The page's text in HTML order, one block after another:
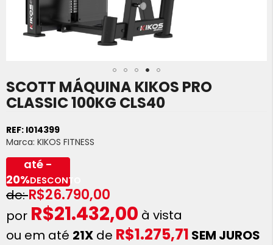
SCOTT MÁQUINA KIKOS PRO
CLASSIC 100KG CLS40
REF: I014399
Marca: KIKOS FITNESS
R$26.790,00
até -
20%DESCONTO
R$21.432,00 à vista
ou em até 21X de R$1.275,71 SEM JUROS
Saltar
para
o
da
Galeria
de
imagens